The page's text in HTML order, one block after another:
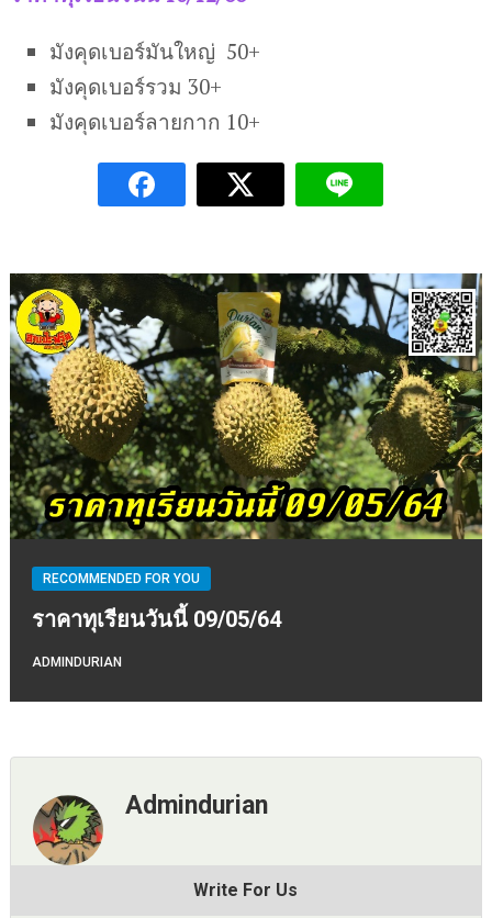
มังคุดเบอร์มันใหญ่ 50+
มังคุดเบอร์รวม 30+
มังคุดเบอร์ลายกาก 10+
RECOMMENDED FOR YOU
ราคาทุเรียนวันนี้ 09/05/64
ADMINDURIAN
Admindurian
Write For Us